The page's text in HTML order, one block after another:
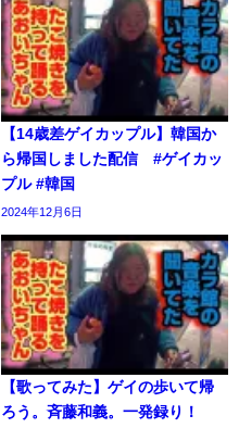
【14歳差ゲイカップル】韓国か
ら帰国しました配信 #ゲイカッ
プル #韓国
2024年12月6日
【歌ってみた】ゲイの歩いて帰
ろう。斉藤和義。一発録り！